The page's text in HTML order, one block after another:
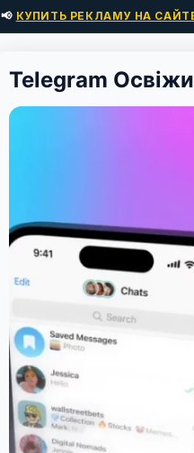
📢 КУПИТЬ РЕКЛАМУ НА
Telegram